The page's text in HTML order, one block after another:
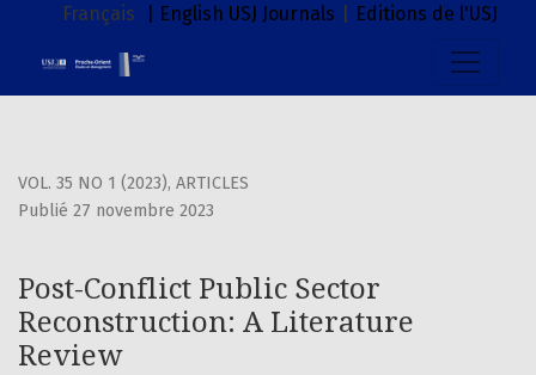
Post-Conflict Public Sector Reconstruction: A Literature
Français | English USJ Journals Editions de l'USJ
VOL. 35 NO 1 (2023), ARTICLES
Post-Conflict Public Sector
Reconstruction: A Literature
Review
Publié 27 novembre 2023